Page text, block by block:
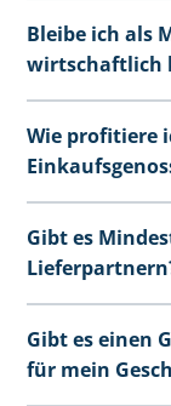
Bleibe ich als
wirtschaftlich
Wie profitiere
Gibt es
Gibt es einen
für mein